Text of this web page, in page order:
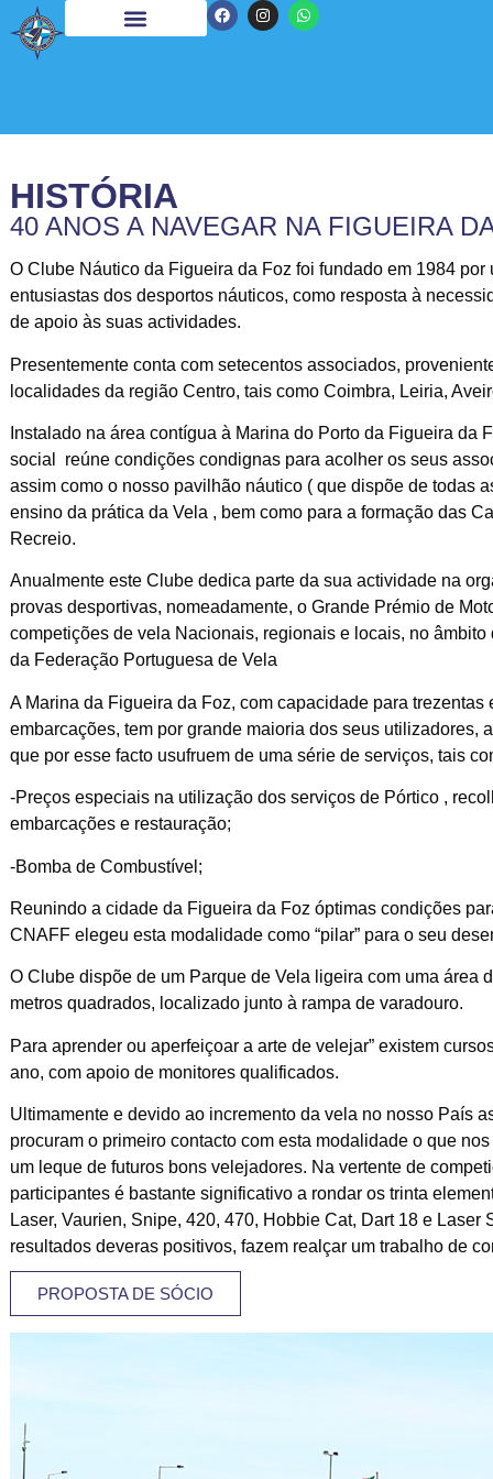
HISTÓRIA
40 ANOS A NAVEGAR NA FIGUEIRA
O Clube Náutico da Figueira da Foz foi fundado em 1984 por
entusiastas dos desportos náuticos, como resposta à
de apoio às suas actividades.
Presentemente conta com setecentos associados,
localidades da região Centro, tais como Coimbra, Leiria,
Instalado na área contígua à Marina do Porto da Figueira da
social reúne condições condignas para acolher os seus
assim como o nosso pavilhão náutico ( que dispõe de todas
ensino da prática da Vela , bem como para a formação das
Recreio.
Anualmente este Clube dedica parte da sua actividade na
provas desportivas, nomeadamente, o Grande Prémio de
competições de vela Nacionais, regionais e locais, no
da Federação Portuguesa de Vela
A Marina da Figueira da Foz, com capacidade para trezentas
embarcações, tem por grande maioria dos seus utilizadores,
que por esse facto usufruem de uma série de serviços, tais
-Preços especiais na utilização dos serviços de Pórtico ,
embarcações e restauração;
-Bomba de Combustível;
Reunindo a cidade da Figueira da Foz óptimas condições
CNAFF elegeu esta modalidade como “pilar” para o seu
O Clube dispõe de um Parque de Vela ligeira com uma área
metros quadrados, localizado junto à rampa de varadouro.
Para aprender ou aperfeiçoar a arte de velejar” existem
ano, com apoio de monitores qualificados.
Ultimamente e devido ao incremento da vela no nosso País
procuram o primeiro contacto com esta modalidade o que
um leque de futuros bons velejadores. Na vertente de
participantes é bastante significativo a rondar os trinta
Laser, Vaurien, Snipe, 420, 470, Hobbie Cat, Dart 18 e Laser
resultados deveras positivos, fazem realçar um trabalho de
PROPOSTA DE SÓCIO